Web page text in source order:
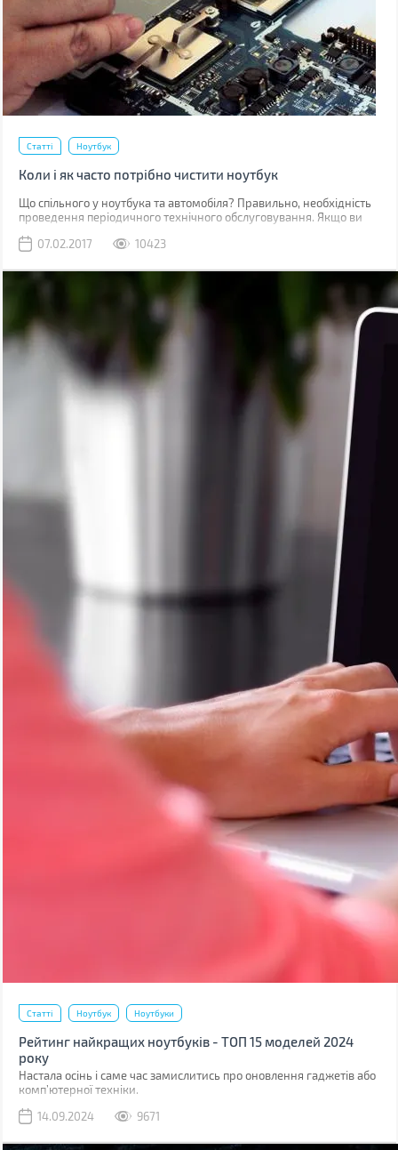
Статті Ноутбук
Коли і як часто потрібно чистити ноутбук
Що спільного у ноутбука та автомобіля? Правильно, необхідність
проведення періодичного технічного обслуговування. Якщо ви
ніж зазвичай, підгальмовувати, або ви просто хочете подовжити
коли, як і наскільки часто потрібно це робити, ми поговоримо в
07.02.2017 10423
Статті Ноутбук Ноутбуки
Рейтинг найкращих ноутбуків - ТОП 15 моделей 2024
року
Настала осінь і саме час замислитись про оновлення гаджетів або
комп’ютерної техніки.
14.09.2024
9671